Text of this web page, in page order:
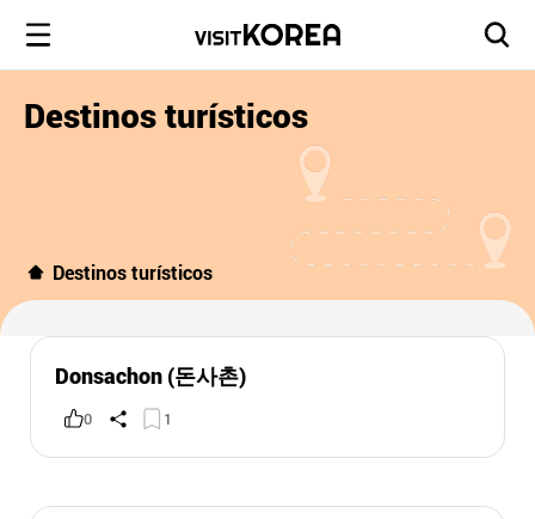
Destinos turísticos
Destinos turísticos
Donsachon (돈사촌)
0 1